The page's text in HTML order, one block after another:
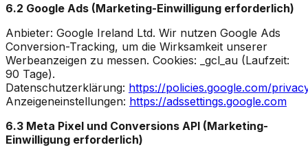
6.2 Google Ads (Marketing-Einwilligung erforderlich)
Anbieter: Google Ireland Ltd. Wir nutzen Google Ads
Conversion-Tracking, um die Wirksamkeit unserer
Werbeanzeigen zu messen. Cookies: _gcl_au (Laufzeit:
90 Tage).
Datenschutzerklärung: https://policies.google.com/
Anzeigeneinstellungen: https://adssettings.google.com
6.3 Meta Pixel und Conversions API (Marketing-
Einwilligung erforderlich)